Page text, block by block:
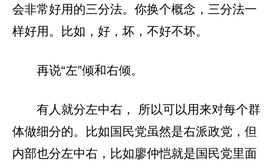
会非常好用的三分法。你换个概念，三分法一
样好用。比如，好，坏，不好不坏。
再说“左”倾和右倾。
有人就分左中右， 所以可以用来对每个群
体做细分的。比如国民党虽然是右派政党，但
内部也分左中右，比如廖仲恺就是国民党里面